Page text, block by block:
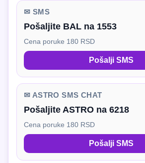
✉ SMS
Pošaljite BAL na 1553
Cena poruke 180 RSD
Pošalji SMS
✉ ASTRO SMS CHAT
Pošaljite ASTRO na 6218
Cena poruke 180 RSD
Pošalji SMS